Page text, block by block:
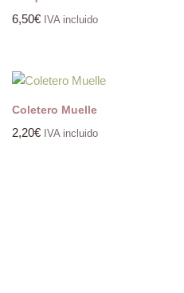
6,50€ IVA incluido
Coletero Muelle
2,20€ IVA incluido